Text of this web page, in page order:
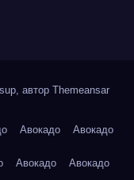
автор Themeansar
Авокадо Авокадо
Авокадо Авокадо